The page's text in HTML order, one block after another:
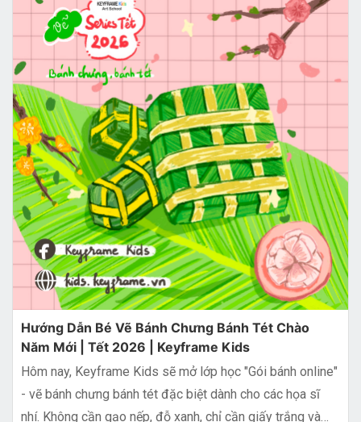
Hướng Dẫn Bé Vẽ Bánh Chưng Bánh Tét Chào
Năm Mới | Tết 2026 | Keyframe Kids
Hôm nay, Keyframe Kids sẽ mở lớp học "Gói bánh online"
- vẽ bánh chưng bánh tét đặc biệt dành cho các họa sĩ
nhí. Không cần gạo nếp, đỗ xanh, chỉ cần giấy trắng và